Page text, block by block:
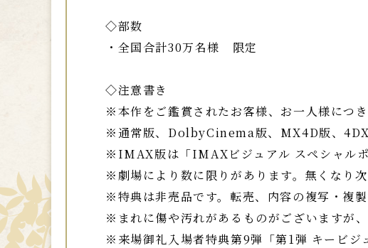
◇部数
・全国合計30万名様 限定
◇注意書き
※本作をご鑑賞されたお客様、お一人様につき
※通常版、DolbyCinema版、MX4D版、4DX
※IMAX版は「IMAXビジュアル スペシャルポ
※劇場により数に限りがあります。無くなり
※特典は非売品です。転売、内容の複写・複製
※まれに傷や汚れがあるものがございますが
※来場御礼入場者特典第9弾「第1弾 キービジ